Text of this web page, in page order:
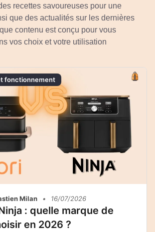
recettes savoureuses pour une
que des actualités sur les dernières
contenu est conçu pour vous
vos choix et votre utilisation
fonctionnement
Milan • 16/07/2026
: quelle marque de
en 2026 ?